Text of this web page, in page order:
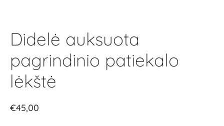
Didelė auksuota
pagrindinio patiekalo
lėkštė
€45,00